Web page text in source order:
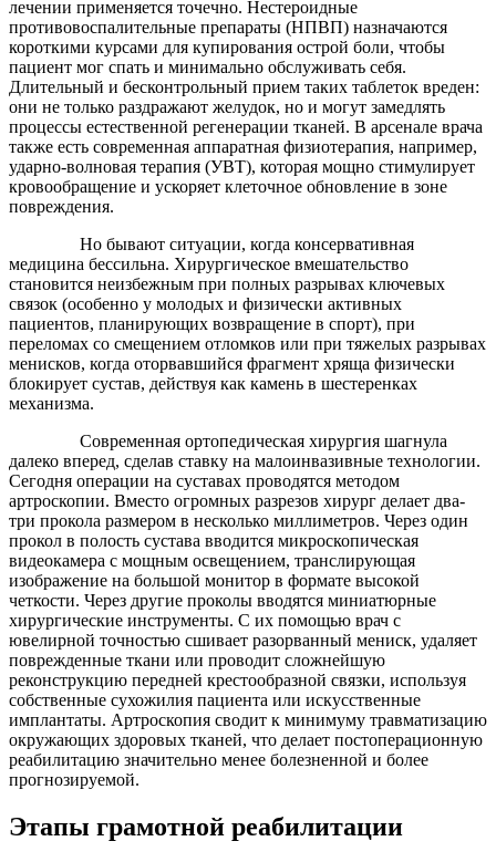
лечении применяется точечно. Нестероидные
противовоспалительные препараты (НПВП) назначаются
короткими курсами для купирования острой боли, чтобы
пациент мог спать и минимально обслуживать себя.
Длительный и бесконтрольный прием таких таблеток вреден:
они не только раздражают желудок, но и могут замедлять
процессы естественной регенерации тканей. В арсенале врача
также есть современная аппаратная физиотерапия, например,
ударно-волновая терапия (УВТ), которая мощно стимулирует
кровообращение и ускоряет клеточное обновление в зоне
повреждения.
Но бывают ситуации, когда консервативная
медицина бессильна. Хирургическое вмешательство
становится неизбежным при полных разрывах ключевых
связок (особенно у молодых и физически активных
пациентов, планирующих возвращение в спорт), при
переломах со смещением отломков или при тяжелых разрывах
менисков, когда оторвавшийся фрагмент хряща физически
блокирует сустав, действуя как камень в шестеренках
механизма.
Современная ортопедическая хирургия шагнула
далеко вперед, сделав ставку на малоинвазивные технологии.
Сегодня операции на суставах проводятся методом
артроскопии. Вместо огромных разрезов хирург делает два-
три прокола размером в несколько миллиметров. Через один
прокол в полость сустава вводится микроскопическая
видеокамера с мощным освещением, транслирующая
изображение на большой монитор в формате высокой
четкости. Через другие проколы вводятся миниатюрные
хирургические инструменты. С их помощью врач с
ювелирной точностью сшивает разорванный мениск, удаляет
поврежденные ткани или проводит сложнейшую
реконструкцию передней крестообразной связки, используя
собственные сухожилия пациента или искусственные
имплантаты. Артроскопия сводит к минимуму травматизацию
окружающих здоровых тканей, что делает постоперационную
реабилитацию значительно менее болезненной и более
прогнозируемой.
Этапы грамотной реабилитации